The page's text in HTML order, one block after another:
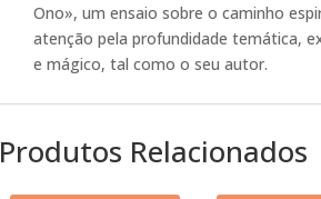
Ono», um ensaio sobre o caminho
atenção pela profundidade temática,
e mágico, tal como o seu autor.
Produtos Relacionados